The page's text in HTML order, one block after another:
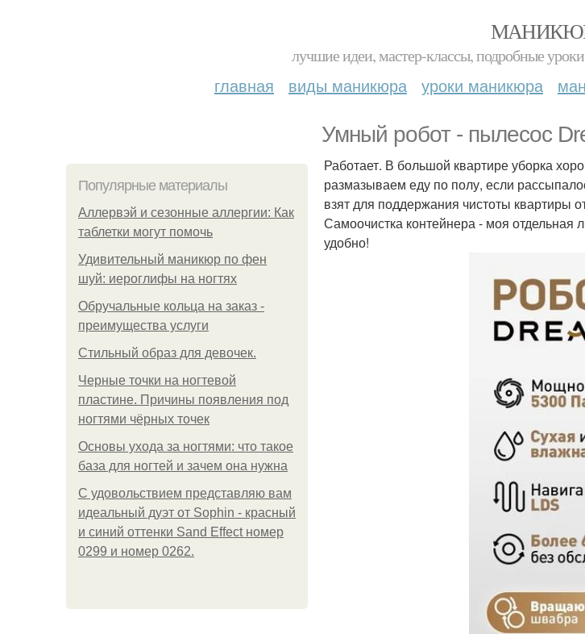
лучшие идеи, мастер-классы, подробные
главная виды маникюра уроки маникюра
Умный робот - пылесос
Популярные материалы
Аллервэй и сезонные аллергии: Как
таблетки могут помочь
Удивительный маникюр по фен
шуй: иероглифы на ногтях
Обручальные кольца на заказ -
преимущества услуги
Стильный образ для девочек.
Черные точки на ногтевой
пластине. Причины появления под
ногтями чёрных точек
Основы ухода за ногтями: что такое
база для ногтей и зачем она нужна
С удовольствием представляю вам
идеальный дуэт от Sophin - красный
и синий оттенки Sand Effect номер
0299 и номер 0262.
Работает. В большой квартире уборка
размазываем еду по полу, если
взят для поддержания чистоты квартиры
Самоочистка контейнера - моя отдельная
удобно!